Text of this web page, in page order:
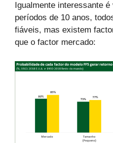
Igualmente interessante
períodos de 10 anos,
fiáveis, mas existem
que o factor mercado: